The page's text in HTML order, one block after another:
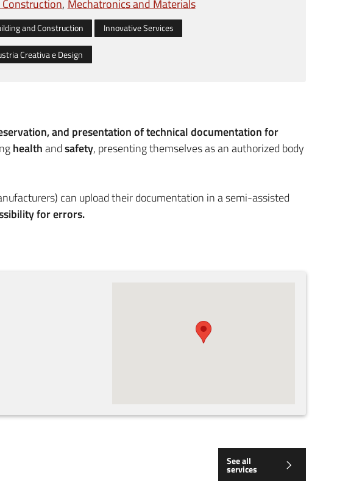
Mechatronics and Materials
and Construction
Innovative Services
Creativa e Design
and presentation of technical documentation for
healthandsafety, presenting themselves as an authorized body
can upload their documentation in a semi-assisted
for errors.
See all
services